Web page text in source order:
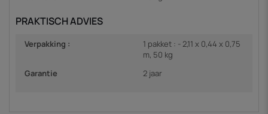
PRAKTISCH ADVIES
Verpakking :
1 pakket : - 2,11 x 0,44 x 0,75
m, 50 kg
Garantie
2 jaar